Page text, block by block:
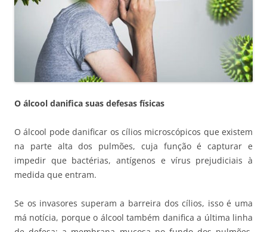
O álcool danifica suas defesas físicas
O álcool pode danificar os cílios microscópicos que existem
na parte alta dos pulmões, cuja função é capturar e
impedir que bactérias, antígenos e vírus prejudiciais à
medida que entram.
Se os invasores superam a barreira dos cílios, isso é uma
má notícia, porque o álcool também danifica a última linha